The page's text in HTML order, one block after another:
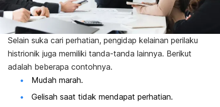
Selain suka cari perhatian, pengidap kelainan perilaku
histrionik juga memiliki tanda-tanda lainnya. Berikut
adalah beberapa contohnya.
Mudah marah.
Gelisah saat tidak mendapat perhatian.